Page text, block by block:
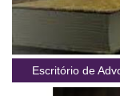
Escritório de